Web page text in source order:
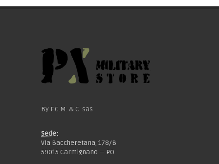
By F.C.M. & C. sas
Sede:
Via Baccheretana, 178/B
59015 Carmignano — PO